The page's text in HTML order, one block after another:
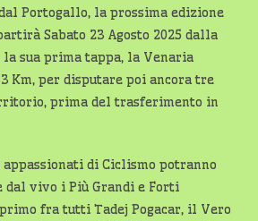
Portogallo, la prossima edizione
Sabato 23 Agosto 2025 dalla
la sua prima tappa, la Venaria
Km, per disputare poi ancora tre
prima del trasferimento in
di Ciclismo potranno
dal vivo i Più Grandi e Forti
fra tutti Tadej Pogacar, il Vero